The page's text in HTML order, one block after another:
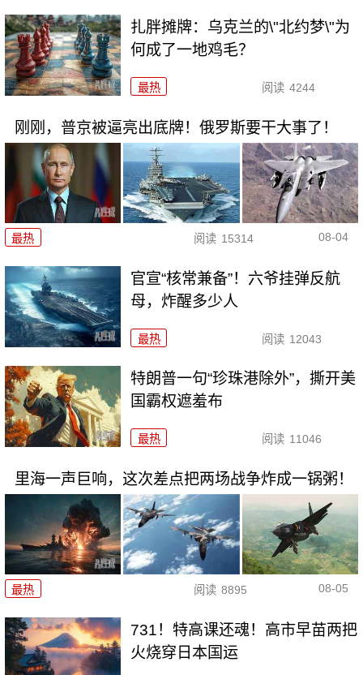
扎胖摊牌：乌克兰的\"北约梦\"为
何成了一地鸡毛？
最热 阅读 4244
刚刚，普京被逼亮出底牌！俄罗斯要干大事了！
最热 阅读 15314 08-04
官宣“核常兼备”！六爷挂弹反航
母，炸醒多少人
最热 阅读 12043
特朗普一句“珍珠港除外”，撕开美
国霸权遮羞布
最热 阅读 11046
里海一声巨响，这次差点把两场战争炸成一锅粥！
最热 阅读 8895 08-05
731！特高课还魂！高市早苗两把
火烧穿日本国运